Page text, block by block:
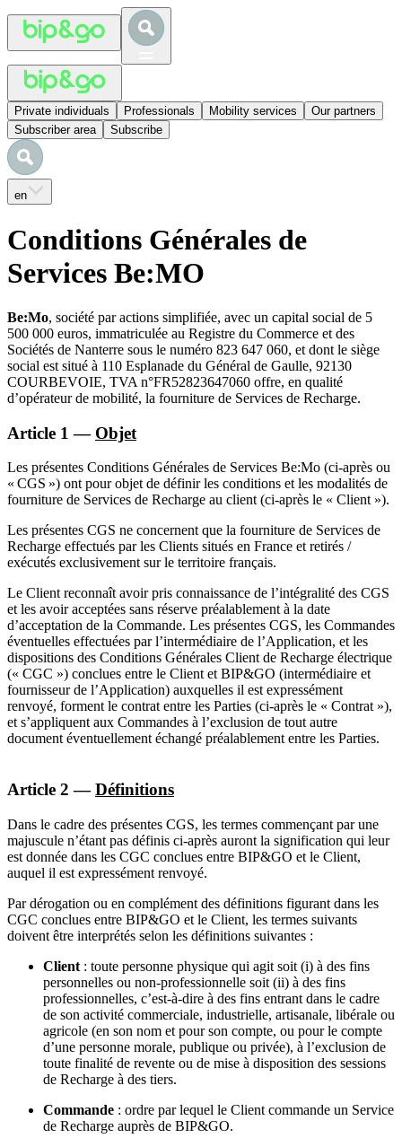
Private individuals Professionals Mobility services
Our partners
Subscriber area
Subscribe
en
Conditions Générales de
Services Be:MO
Be:Mo, société par actions simplifiée, avec un capital social de 5
500 000 euros, immatriculée au Registre du Commerce et des
Sociétés de Nanterre sous le numéro 823 647 060, et dont le siège
social est situé à 110 Esplanade du Général de Gaulle, 92130
COURBEVOIE, TVA n°FR52823647060 offre, en qualité
d’opérateur de mobilité, la fourniture de Services de Recharge.
Article 1 — Objet
Les présentes Conditions Générales de Services Be:Mo (ci-après ou
« CGS ») ont pour objet de définir les conditions et les modalités de
fourniture de Services de Recharge au client (ci-après le « Client »).
Les présentes CGS ne concernent que la fourniture de Services de
Recharge effectués par les Clients situés en France et retirés /
exécutés exclusivement sur le territoire français.
Le Client reconnaît avoir pris connaissance de l’intégralité des CGS
et les avoir acceptées sans réserve préalablement à la date
d’acceptation de la Commande. Les présentes CGS, les Commandes
éventuelles effectuées par l’intermédiaire de l’Application, et les
dispositions des Conditions Générales Client de Recharge électrique
(« CGC ») conclues entre le Client et BIP&GO (intermédiaire et
fournisseur de l’Application) auxquelles il est expressément
renvoyé, forment le contrat entre les Parties (ci-après le « Contrat »),
et s’appliquent aux Commandes à l’exclusion de tout autre
document éventuellement échangé préalablement entre les Parties.
Article 2 —Définitions
Dans le cadre des présentes CGS, les termes commençant par une
majuscule n’étant pas définis ci-après auront la signification qui leur
est donnée dans les CGC conclues entre BIP&GO et le Client,
auquel il est expressément renvoyé.
Par dérogation ou en complément des définitions figurant dans les
CGC conclues entre BIP&GO et le Client, les termes suivants
doivent être interprétés selon les définitions suivantes :
Client : toute personne physique qui agit soit (i) à des fins
personnelles ou non-professionnelle soit (ii) à des fins
professionnelles, c’est-à-dire à des fins entrant dans le cadre
de son activité commerciale, industrielle, artisanale, libérale ou
agricole (en son nom et pour son compte, ou pour le compte
d’une personne morale, publique ou privée), à l’exclusion de
toute finalité de revente ou de mise à disposition des sessions
de Recharge à des tiers.
Commande : ordre par lequel le Client commande un Service
de Recharge auprès de BIP&GO.